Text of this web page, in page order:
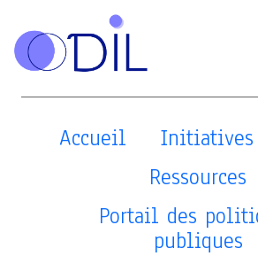
Accueil Initiatives
Ressources
Portail des
publiques